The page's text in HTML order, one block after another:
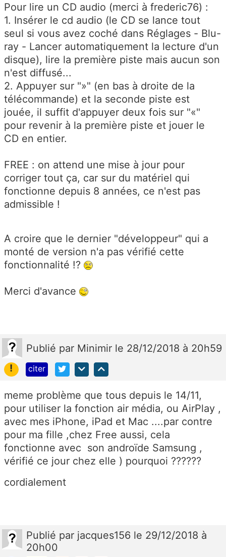
Pour lire un CD audio (merci à frederic76) :
1. Insérer le cd audio (le CD se lance tout
seul si vous avez coché dans Réglages - Blu-
ray - Lancer automatiquement la lecture d'un
disque), lire la première piste mais aucun son
n'est diffusé...
2. Appuyer sur "»" (en bas à droite de la
télécommande) et la seconde piste est
jouée, il suffit d'appuyer deux fois sur "«"
pour revenir à la première piste et jouer le
CD en entier.
FREE : on attend une mise à jour pour
corriger tout ça, car sur du matériel qui
fonctionne depuis 8 années, ce n'est pas
admissible !
A croire que le dernier "développeur" qui a
monté de version n'a pas vérifié cette
fonctionnalité !?
Merci d'avance
Publié par Minimir le 28/12/2018 à 20h59
!
citer
meme problème que tous depuis le 14/11,
pour utiliser la fonction air média, ou AirPlay ,
avec mes iPhone, iPad et Mac ....par contre
pour ma fille ,chez Free aussi, cela
fonctionne avec son androïde Samsung ,
vérifié ce jour chez elle ) pourquoi ??????
cordialement
Publié par jacques156 le 29/12/2018 à
20h00